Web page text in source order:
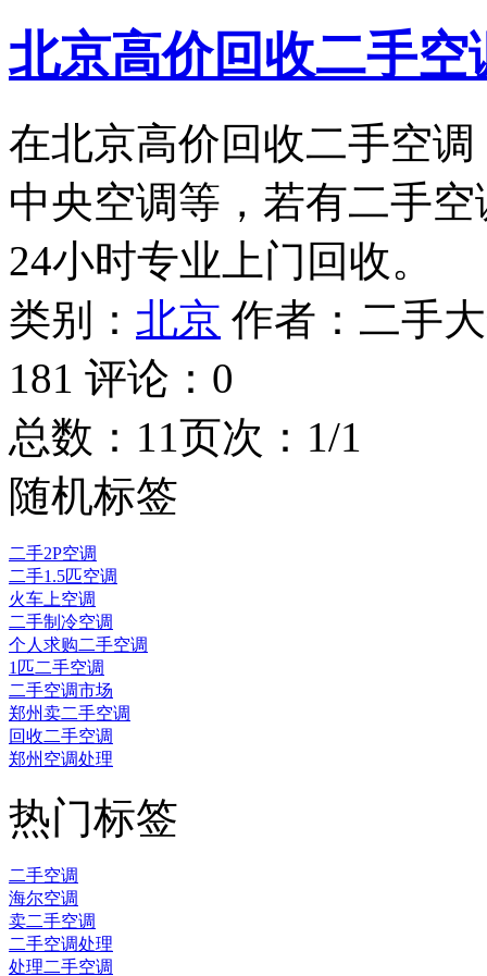
北京高价回收二手空
在北京高价回收二手空
中央空调等，若有二手
24小时专业上门回收。
类别： 北京 作者： 二手
181 评论： 0
总数：11页次：1/1
随机标签
二手2P空调
二手1.5匹空调
火车上空调
二手制冷空调
个人求购二手空调
1匹二手空调
二手空调市场
郑州卖二手空调
回收二手空调
郑州空调处理
热门标签
二手空调
海尔空调
卖二手空调
二手空调处理
处理二手空调